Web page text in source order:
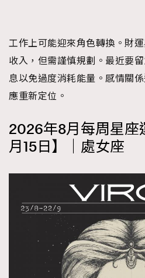
工作上可能迎來角色轉換。財
收入，但需謹慎規劃。最近要
息以免過度消耗能量。感情關
應重新定位。
2026年8月每周星
月15日】｜處女座